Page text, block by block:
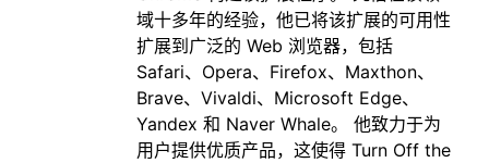
域十多年的经验，他已将该扩展的可用性
扩展到广泛的 Web 浏览器，包括
Safari、Opera、Firefox、Maxthon、
Brave、Vivaldi、Microsoft Edge、
Yandex 和 Naver Whale。 他致力于为
用户提供优质产品，这使得 Turn Off the